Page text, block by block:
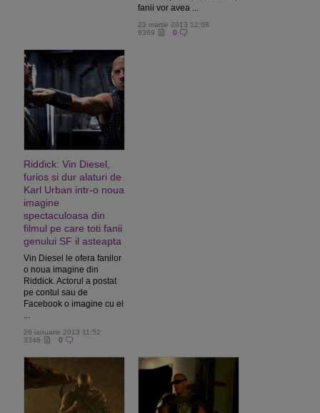
fanii vor avea ...
23 martie 2013 12:08
6369
0
Riddick: Vin Diesel,
furios si dur alaturi de
Karl Urban intr-o noua
imagine
spectaculoasa din
filmul pe care toti fanii
genului SF il asteapta
Vin Diesel le ofera fanilor
o noua imagine din
Riddick. Actorul a postat
pe contul sau de
Facebook o imagine cu el
...
26 ianuarie 2013 11:52
3346
0